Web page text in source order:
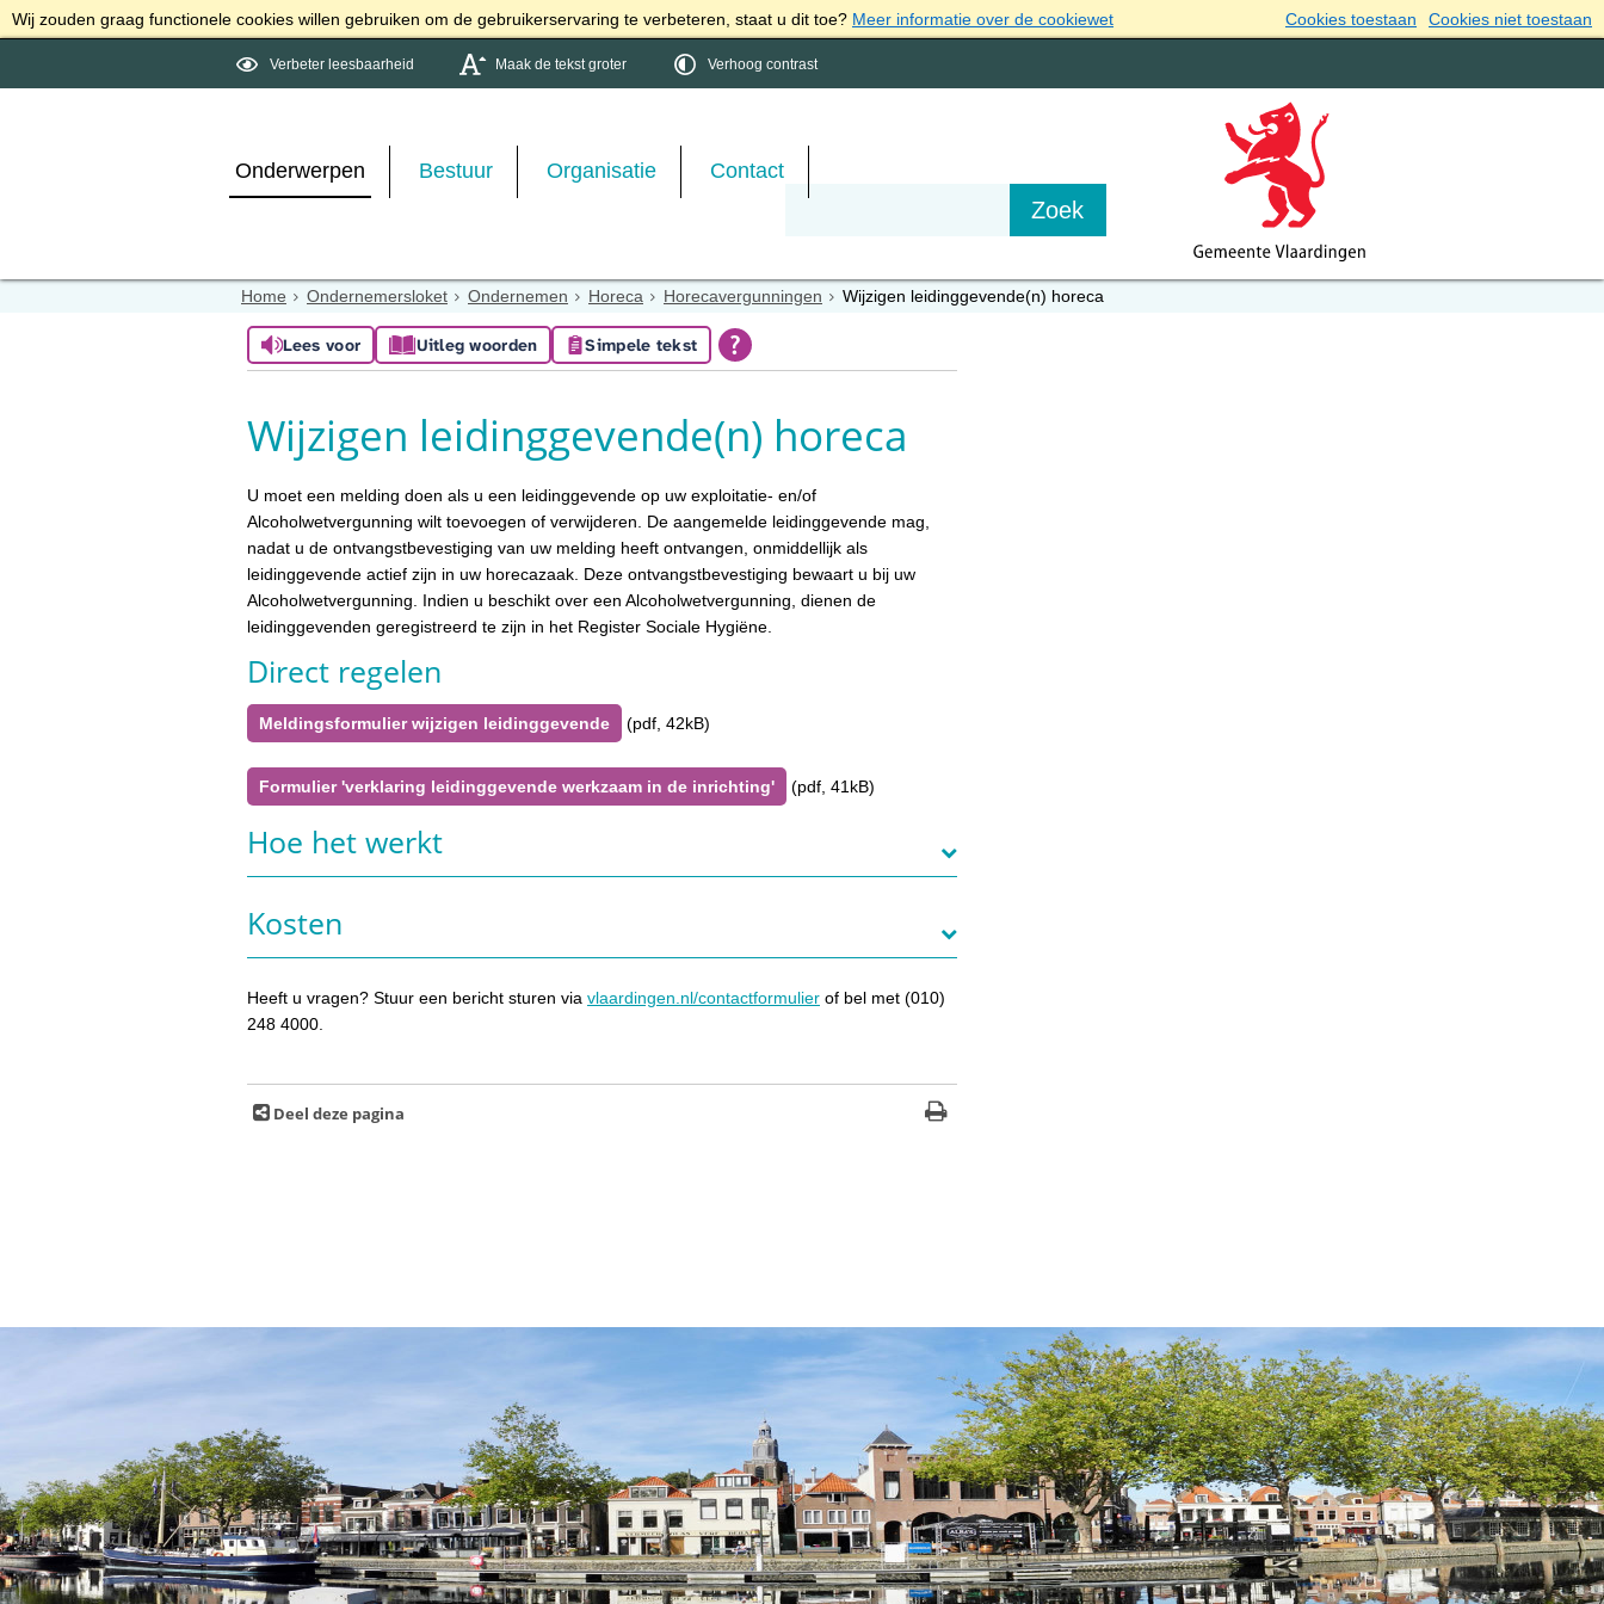
Wij zouden graag functionele cookies willen gebruiken om de gebruikerservaring te verbeteren, staat u dit toe? Meer informatie over de cookiewet Cookies toestaan Cookies niet toestaan
Verbeter leesbaarheid Maak de tekst groter Verhoog contrast
Onderwerpen Bestuur Organisatie Contact
Home Ondernemersloket Ondernemen Horeca Horecavergunningen Wijzigen leidinggevende(n) horeca
Lees voor Uitleg woorden Simpele tekst
Wijzigen leidinggevende(n) horeca
U moet een melding doen als u een leidinggevende op uw exploitatie- en/of
Alcoholwetvergunning wilt toevoegen of verwijderen. De aangemelde leidinggevende mag,
nadat u de ontvangstbevestiging van uw melding heeft ontvangen, onmiddellijk als
leidinggevende actief zijn in uw horecazaak. Deze ontvangstbevestiging bewaart u bij uw
Alcoholwetvergunning. Indien u beschikt over een Alcoholwetvergunning, dienen de
leidinggevenden geregistreerd te zijn in het Register Sociale Hygiëne.
Direct regelen
Meldingsformulier wijzigen leidinggevende (pdf, 42kB)
Formulier 'verklaring leidinggevende werkzaam in de inrichting' (pdf, 41kB)
Hoe het werkt
Kosten
Heeft u vragen? Stuur een bericht sturen via vlaardingen.nl/contactformulier of bel met (010)
248 4000.
Deel deze pagina